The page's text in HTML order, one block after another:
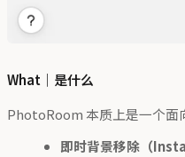
What｜是什么
PhotoRoom 本质上是一个面
即时背景移除（